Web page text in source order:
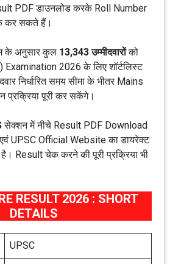
PDF डाउनलोड करके Roll Number
कर सकते हैं।
के अनुसार कुल 13,343 उम्मीदवारोंको
2026 के लिए शॉर्टलिस्ट
निर्धारित समय सीमा के भीतर Mains
प्रक्रिया पूरी कर सकेंगे।
सेक्शन में नीचे Result PDF Download
UPSC Official Website का डायरेक्ट
Result चेक करने की पूरी प्रक्रिया भी
RESULT 2026 : SHORT
DETAILS
UPSC